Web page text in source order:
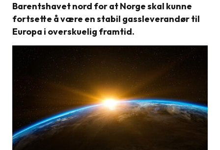
Barentshavet nord for at Norge skal kunne
fortsette å være en stabil gassleverandør til
Europa i overskuelig framtid.